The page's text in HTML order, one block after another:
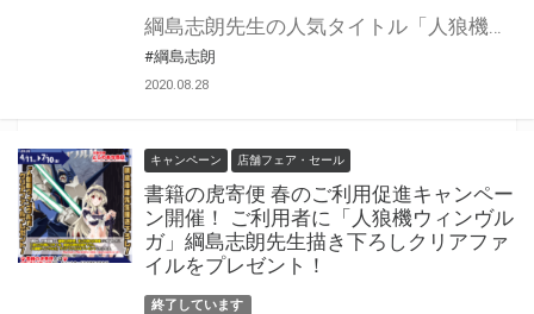
#綱島志朗
2020.08.28
キャンペーン 店舗フェア・セール
書籍の虎寄便 春のご利用促進キャンペー
ン開催！ ご利用者に「人狼機ウィンヴル
ガ」綱島志朗先生描き下ろしクリアファ
イルをプレゼント！
終了しています